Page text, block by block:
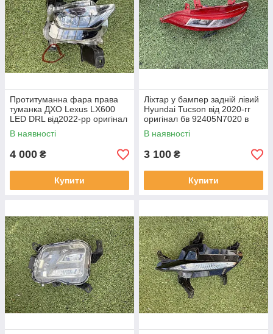
Протитуманна фара права
туманка ДХО Lexus LX600
LED DRL від2022-рр оригінал
бв відсутнє одно кріплення
В наявності
4 000 ₴
Купити
Ліхтар у бампер задній лівий
Hyundai Tucson від 2020-гг
оригінал бв 92405N7020 в
нормальному стані
В наявності
3 100 ₴
Купити